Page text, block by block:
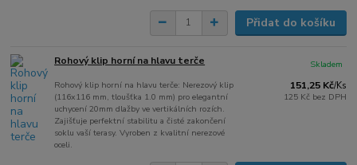
Přidat do košíku
Rohový klip horní na hlavu terče
Rohový klip horní na hlavu terče: Nerezový klip
(116x116 mm, tloušťka 1.0 mm) pro elegantní
uchycení 20mm dlažby ve vertikálních rozích.
Zajišťuje perfektní stabilitu a čisté zakončení
soklu vaší terasy. Vyroben z kvalitní nerezové
oceli.
151,25 Kč/Ks
125 Kč bez DPH
Skladem